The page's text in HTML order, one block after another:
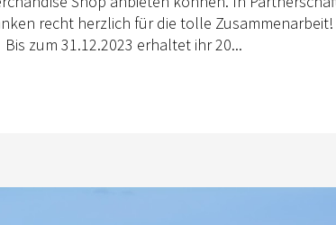
recht herzlich für die tolle Zusammenarbeit!
zum 31.12.2023 erhaltet ihr 20...